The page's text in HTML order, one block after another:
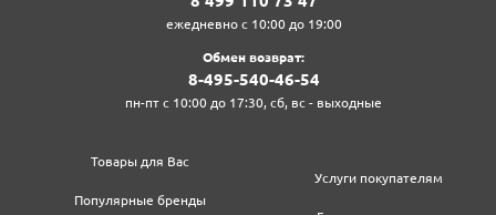
ежедневно с 10:00 до 19:00
Обмен возврат:
8‍-4‍9‍5‍-5‍4‍0‍-4‍6‍-5‍4‍
пн-пт с 10:00 до 17:30, сб, вс - выходные
Товары для Вас
Популярные бренды
Услуги покупателям